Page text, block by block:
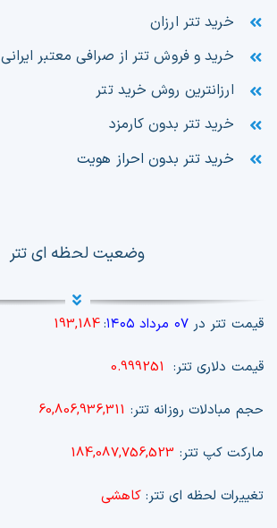
خرید تتر ارزان
خرید و فروش تتر از صرافی معتبر ایرانی
ارزانترین روش خرید تتر
خرید تتر بدون کارمزد
خرید تتر بدون احراز هویت
وضعیت لحظه ای تتر
قیمت تتر در۰۷ مرداد ۱۴۰۵ :
193,184
قیمت دلاری تتر: 0.999251
حجم مبادلات روزانه تتر: 60,806,936,311
مارکت کپ تتر: 184,087,756,523
تغییرات لحظه ای تتر:کاهشی